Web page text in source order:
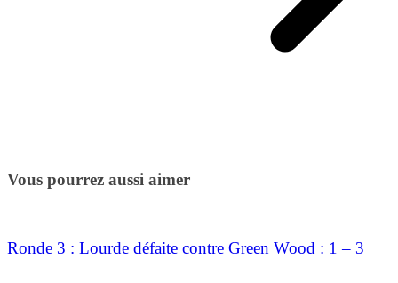
Vous pourrez aussi aimer
Ronde 3 : Lourde défaite contre Green Wood : 1 – 3